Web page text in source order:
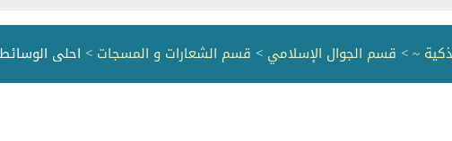
~
> قسم الجوال الإسلامي > قسم الشعارات و المسجات > احلى